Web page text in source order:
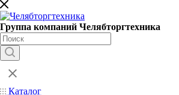
Группа компаний Челябторгтехника
Каталог